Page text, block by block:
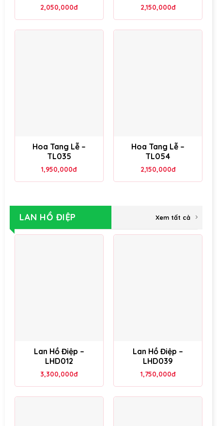
2,050,000đ 2,150,000đ
Hoa Tang Lễ –
TL035
1,950,000đ
Hoa Tang Lễ –
TL054
2,150,000đ
LAN HỒ ĐIỆP Xem tất cả
Lan Hồ Điệp –
LHD012
3,300,000đ
Lan Hồ Điệp –
LHD039
1,750,000đ